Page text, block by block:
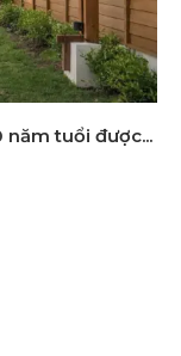
tuổi được...